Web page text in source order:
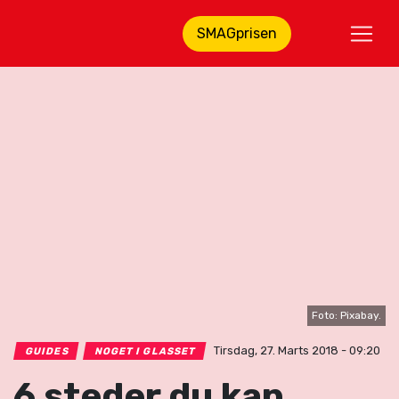
SMAGprisen
Foto: Pixabay.
GUIDES NOGET I GLASSET Tirsdag, 27. Marts 2018 - 09:20